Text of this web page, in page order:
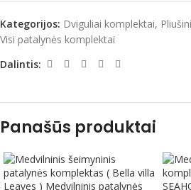
Kategorijos: Dviguliai komplektai,
Visi patalynės komplektai
Dalintis:
Panašūs produktai